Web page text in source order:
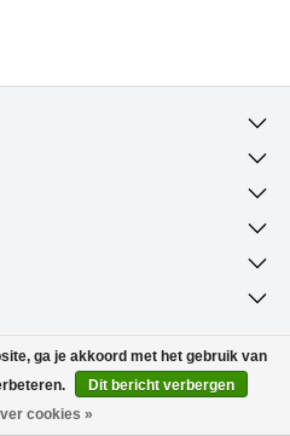
BV Powered byLightspeed
byInStijl Media
ga je akkoord met het gebruik van
Dit bericht verbergen
cookies »